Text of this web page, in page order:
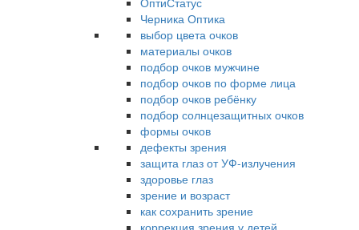
Черника Оптика
выбор цвета очков
материалы очков
подбор очков мужчине
подбор очков по форме лица
подбор очков ребёнку
подбор солнцезащитных очков
формы очков
дефекты зрения
защита глаз от УФ-излучения
здоровье глаз
зрение и возраст
как сохранить зрение